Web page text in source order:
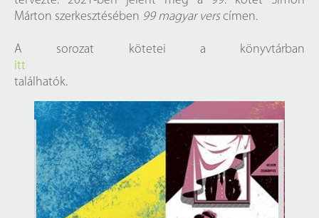
Márton szerkesztésében 99 magyar verscímen.
A sorozat kötetei a könyvtárban
itt
találhatók.